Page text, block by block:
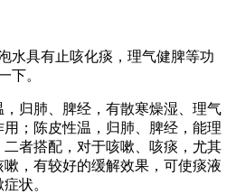
水具有止咳化痰，理气健脾等功
下。
，归肺、脾经，有散寒燥湿、理气
；陈皮性温，归肺、脾经，能理
者搭配，对于咳嗽、咳痰，尤其
，有较好的缓解效果，可使痰液
状。